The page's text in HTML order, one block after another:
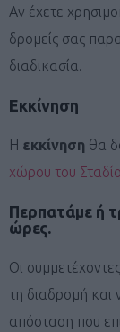
Αν έχετε
δρομείς σας
διαδικασία.
Εκκίνηση
Η εκκίνηση θα
χώρου του
Περπατάμε ή
ώρες.
Οι
τη διαδρομή και
απόσταση που